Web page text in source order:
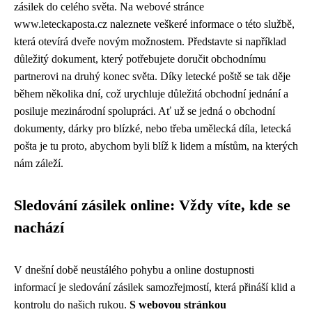
zásilek do celého světa. Na webové stránce
www.leteckaposta.cz naleznete veškeré informace o této službě,
která otevírá dveře novým možnostem. Představte si například
důležitý dokument, který potřebujete doručit obchodnímu
partnerovi na druhý konec světa. Díky letecké poště se tak děje
během několika dní, což urychluje důležitá obchodní jednání a
posiluje mezinárodní spolupráci. Ať už se jedná o obchodní
dokumenty, dárky pro blízké, nebo třeba umělecká díla, letecká
pošta je tu proto, abychom byli blíž k lidem a místům, na kterých
nám záleží.
Sledování zásilek online: Vždy víte, kde se
nachází
V dnešní době neustálého pohybu a online dostupnosti
informací je sledování zásilek samozřejmostí, která přináší klid a
kontrolu do našich rukou. S webovou stránkou